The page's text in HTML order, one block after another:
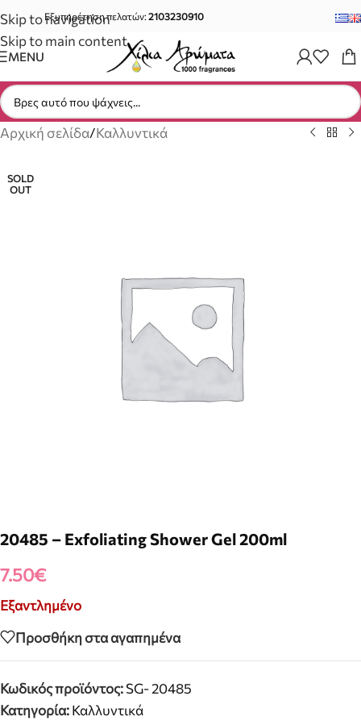
Skip to navigation
Skip to main content
Εξυπηρέτηση πελατών:2103230910
MENU
Αρχική σελίδα/Καλλυντικά
SOLD
OUT
20485 – Exfoliating Shower Gel 200ml
7.50€
Εξαντλημένο
Προσθήκη στα αγαπημένα
Κωδικός προϊόντος:SG- 20485
Κατηγορία:Καλλυντικά